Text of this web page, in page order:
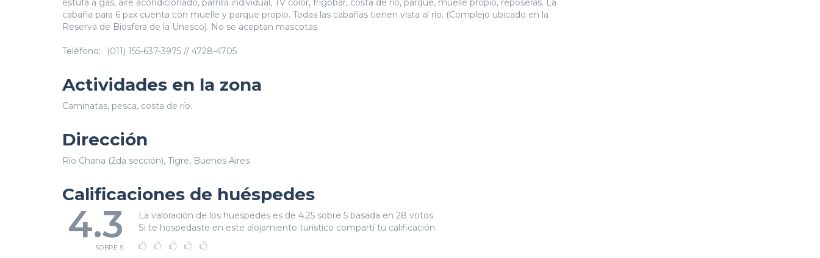
estufa a gas, aire acondicionado, parrilla individual, TV color, frigobar, costa de río, parque, muelle propio, reposeras. La
cabaña para 6 pax cuenta con muelle y parque propio. Todas las cabañas tienen vista al río. (Complejo ubicado en la
Reserva de Biosfera de la Unesco). No se aceptan mascotas.
Teléfono: (011) 155-637-3975 // 4728-4705
Actividades en la zona
Caminatas, pesca, costa de río.
Dirección
Río Chana (2da sección), Tigre, Buenos Aires
Calificaciones de huéspedes
4.3
SOBRE 5
La valoración de los huéspedes es de 4.25 sobre 5 basada en 28 votos.
Si te hospedaste en este alojamiento turístico compartí tu calificación.